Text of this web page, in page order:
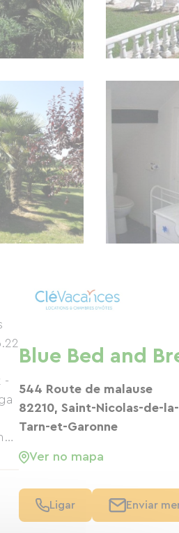
-
Blue Bed and
544 Route de malause
82210, Saint-Nicolas-de-
Tarn-et-Garonne
Ver no mapa
Ligar Enviar